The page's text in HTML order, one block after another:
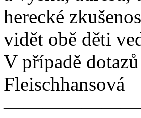
herecké
vidět obě děti
V případě
Fleischhansová